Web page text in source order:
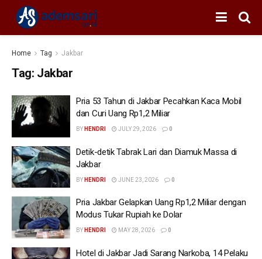
Home Tag Jakbar
Tag: Jakbar
Pria 53 Tahun di Jakbar Pecahkan Kaca Mobil
dan Curi Uang Rp1,2 Miliar
BY HENDRI JULY 29, 2026 0
Detik-detik Tabrak Lari dan Diamuk Massa di
Jakbar
BY HENDRI JUNE 23, 2026 0
Pria Jakbar Gelapkan Uang Rp1,2 Miliar dengan
Modus Tukar Rupiah ke Dolar
BY HENDRI MAY 28, 2026 0
Hotel di Jakbar Jadi Sarang Narkoba, 14 Pelaku